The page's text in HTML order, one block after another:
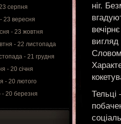
серпня
23 вересня
- 23 жовтня
- 22 листопада
- 21 грудня
- 20 січня
- 20 лютого
- 20 березня
ніг.
Тельці